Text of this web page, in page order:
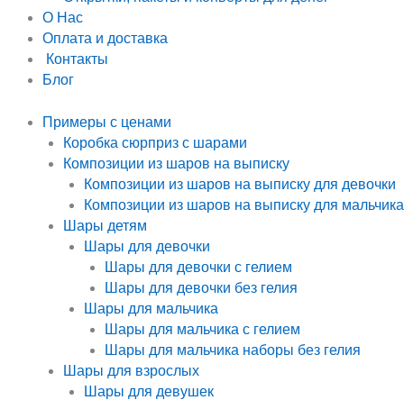
О Нас
Оплата и доставка
Контакты
Блог
Примеры с ценами
Коробка сюрприз с шарами
Композиции из шаров на выписку
Композиции из шаров на выписку для девочки
Композиции из шаров на выписку для мальчика
Шары детям
Шары для девочки
Шары для девочки с гелием
Шары для девочки без гелия
Шары для мальчика
Шары для мальчика с гелием
Шары для мальчика наборы без гелия
Шары для взрослых
Шары для девушек